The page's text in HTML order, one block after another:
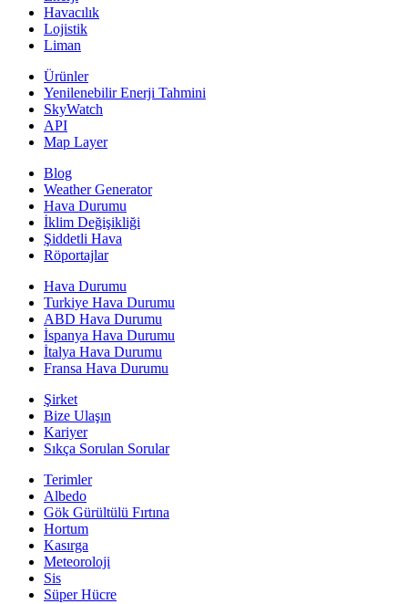
Havacılık
Lojistik
Liman
Ürünler
Yenilenebilir Enerji Tahmini
SkyWatch
API
Map Layer
Blog
Weather Generator
Hava Durumu
İklim Değişikliği
Şiddetli Hava
Röportajlar
Hava Durumu
Turkiye Hava Durumu
ABD Hava Durumu
İspanya Hava Durumu
İtalya Hava Durumu
Fransa Hava Durumu
Şirket
Bize Ulaşın
Kariyer
Sıkça Sorulan Sorular
Terimler
Albedo
Gök Gürültülü Fırtına
Hortum
Kasırga
Meteoroloji
Sis
Süper Hücre